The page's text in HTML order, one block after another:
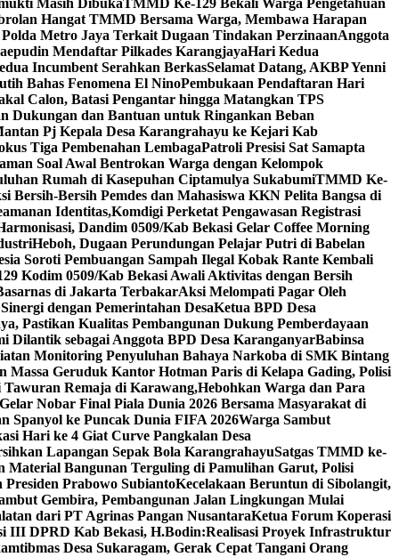
Masih DibukaTMMD Ke-129 Bekali Warga Pengetahuan
Hangat TMMD Bersama Warga, Membawa Harapan
Metro Jaya Terkait Dugaan Tindakan PerzinaanAnggota
Mendaftar Pilkades KarangjayaHari Kedua
Incumbent Serahkan BerkasSelamat Datang, AKBP Yenni
Bahas Fenomena El NinoPembukaan Pendaftaran Hari
Calon, Batasi Pengantar hingga Matangkan TPS
Dukungan dan Bantuan untuk Ringankan Beban
Pj Kepala Desa Karangrahayu ke Kejari Kab
Tiga Pembenahan LembagaPatroli Presisi Sat Samapta
Soal Awal Bentrokan Warga dengan Kelompok
Rumah di Kasepuhan Ciptamulya SukabumiTMMD Ke-
Bersih-Bersih Pemdes dan Mahasiswa KKN Pelita Bangsa di
Identitas,Komdigi Perketat Pengawasan Registrasi
Dandim 0509/Kab Bekasi Gelar Coffee Morning
Heboh, Dugaan Perundungan Pelajar Putri di Babelan
Soroti Pembuangan Sampah Ilegal Kobak Rante Kembali
Kodim 0509/Kab Bekasi Awali Aktivitas dengan Bersih
di Jakarta TerbakarAksi Melompati Pagar Oleh
dengan Pemerintahan DesaKetua BPD Desa
Pastikan Kualitas Pembangunan Dukung Pemberdayaan
Dilantik sebagai Anggota BPD Desa KaranganyarBabinsa
Monitoring Penyuluhan Bahaya Narkoba di SMK Bintang
Massa Geruduk Kantor Hotman Paris di Kelapa Gading, Polisi
Tawuran Remaja di Karawang,Hebohkan Warga dan Para
Nobar Final Piala Dunia 2026 Bersama Masyarakat di
Spanyol ke Puncak Dunia FIFA 2026Warga Sambut
Hari ke 4 Giat Curve Pangkalan Desa
Lapangan Sepak Bola KarangrahayuSatgas TMMD ke-
Material Bangunan Terguling di Pamulihan Garut, Polisi
Prabowo SubiantoKecelakaan Beruntun di Sibolangit,
Gembira, Pembangunan Jalan Lingkungan Mulai
dari PT Agrinas Pangan NusantaraKetua Forum Koperasi
III DPRD Kab Bekasi, H.Bodin:Realisasi Proyek Infrastruktur
Desa Sukaragam, Gerak Cepat Tangani Orang